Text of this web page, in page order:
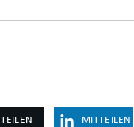
TEILEN MITTEILEN